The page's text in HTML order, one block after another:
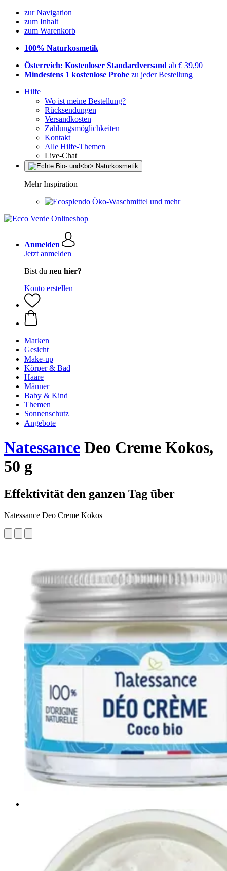
zur Navigation
zum Inhalt
zum Warenkorb
100% Naturkosmetik
Österreich: Kostenloser Standardversand ab € 39,90
Mindestens 1 kostenlose Probe zu jeder Bestellung
Hilfe
Wo ist meine Bestellung?
Rücksendungen
Versandkosten
Zahlungsmöglichkeiten
Kontakt
Alle Hilfe-Themen
Live-Chat
Mehr Inspiration
Öko-Waschmittel und mehr
Anmelden
Jetzt anmelden
Bist du neu hier?
Konto erstellen
Marken
Gesicht
Make-up
Körper & Bad
Haare
Männer
Baby & Kind
Themen
Sonnenschutz
Angebote
Natessance Deo Creme Kokos,
50 g
Effektivität den ganzen Tag über
Natessance Deo Creme Kokos